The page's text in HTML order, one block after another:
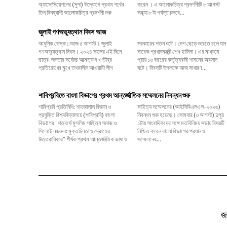
অ্যাসোসিয়েশনের (সুপা) উদ্যোগে প্রথম পর্বের
তিন দিনব্যাপী আলোকচিত্র প্রদর্শনী শুরু
করেন । এ আলোকচিত্র প্রদর্শনীটি ৮ আগস্ট
সন্ধ্যা ৮ টা পর্যন্ত চলবে...
জুলাই গণঅভ্যুত্থান দিবস আজ
আধুনিক ডেস্ক ::আজ ৫ আগস্ট। জুলাই
গণঅভ্যুত্থান দিবস। ২০২৪ সালের এই দিনে
ছাত্র-জনতার সর্বোচ্চ আত্মত্যাগ ও তীব্র
প্রতিরোধের মুখে তৎকালীন আওয়ামী লীগ
সরকারের পতন ঘটে। দেশ ছেড়ে ভারতে চলে যান
সাবেক প্রধানমন্ত্রী শেখ হাসিনা। এর মাধ্যমে
প্রায় ১৬ বছরের কর্তৃত্ববাদী শাসনের অবসান
ঘটে। দিবসটি উপলক্ষে আজ সাধারণ...
শাবিপ্রবিতে বাংলা বিভাগের প্রথম আন্তর্জাতিক সম্মেলনের নিবন্ধন শুরু
শাবিপ্রবি প্রতিনিধি: শাহজালাল বিজ্ঞান ও
প্রযুক্তি বিশ্ববিদ্যালয়ে (শাবিপ্রবি) বাংলা
বিভাগের "শতবর্ষে মুসলিম সাহিত্য সমাজ ও
সিলেটে নজরুল: মুক্তচিন্তা ও দ্রোহের
উত্তরাধিকার" শীর্ষক প্রথম আন্তর্জাতিক ভাষা ও
সাহিত্য সম্মেলনের (আইসিবিএলএল-২০২৬)
নিবন্ধন শুরু হয়েছে। সোমবার (৩ আগস্ট) দুপুর
১টায় সাংবাদিকদের সঙ্গে মতবিনিময় সভায় বিষয়টি
নিশ্চিত করেন বাংলা বিভাগের প্রধান ও
সম্মেলনের...